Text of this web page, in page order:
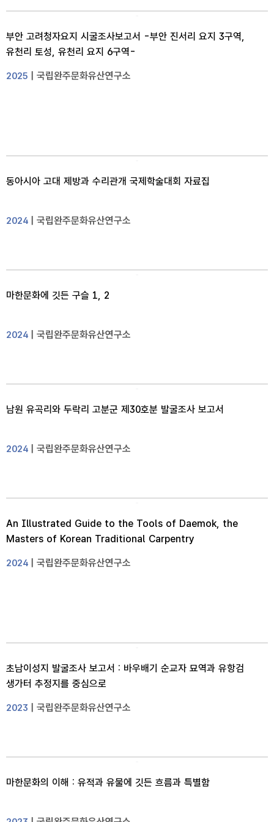
부안 고려청자요지 시굴조사보고서 -부안 진서리 요지 3구역,
유천리 토성, 유천리 요지 6구역-
2025 | 국립완주문화유산연구소
동아시아 고대 제방과 수리관개 국제학술대회 자료집
2024 | 국립완주문화유산연구소
마한문화에 깃든 구슬 1, 2
2024 | 국립완주문화유산연구소
남원 유곡리와 두락리 고분군 제30호분 발굴조사 보고서
2024 | 국립완주문화유산연구소
An Illustrated Guide to the Tools of Daemok, the
Masters of Korean Traditional Carpentry
2024 | 국립완주문화유산연구소
초남이성지 발굴조사 보고서 : 바우배기 순교자 묘역과 유항검
생가터 추정지를 중심으로
2023 | 국립완주문화유산연구소
마한문화의 이해 : 유적과 유물에 깃든 흐름과 특별함